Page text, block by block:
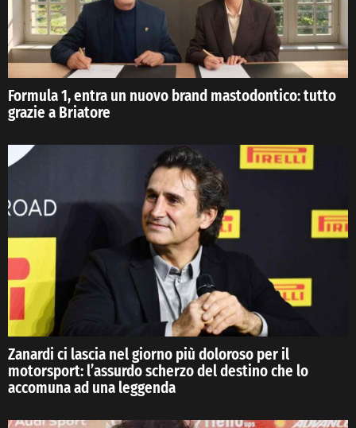
Formula 1, entra un nuovo brand mastodontico: tutto
grazie a Briatore
Zanardi ci lascia nel giorno più doloroso per il
motorsport: l’assurdo scherzo del destino che lo
accomuna ad una leggenda